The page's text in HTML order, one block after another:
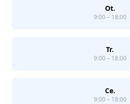
Ot.
9:00 – 18:00
Tr.
9:00 – 18:00
Ce.
9:00 – 18:00